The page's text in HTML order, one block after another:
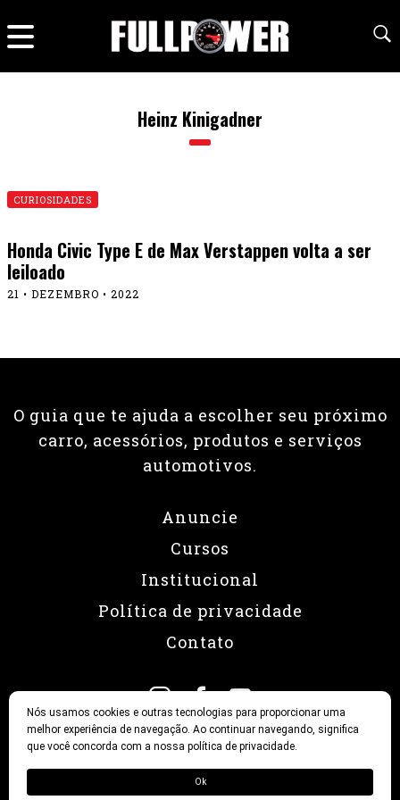
Heinz Kinigadner
CURIOSIDADES
Honda Civic Type E de Max Verstappen volta a ser
leiloado
21 • DEZEMBRO • 2022
O guia que te ajuda a escolher seu próximo
carro, acessórios, produtos e serviços
automotivos.
Anuncie
Cursos
Institucional
Política de privacidade
Contato
Nós usamos cookies e outras tecnologias para proporcionar uma
melhor experiência de navegação. Ao continuar navegando, significa
que você concorda com a nossa política de privacidade.
Ok